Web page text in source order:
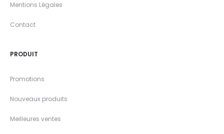
Mentions Légales
Contact
PRODUIT
Promotions
Nouveaux produits
Meilleures ventes